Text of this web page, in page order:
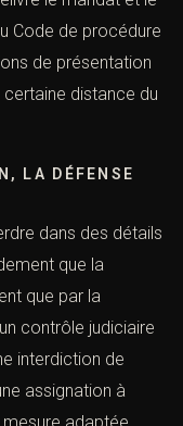
urgence,
conduite devant
varient selon
délivré le mandat
conditions de
à une
LA DÉFENSE
dans des